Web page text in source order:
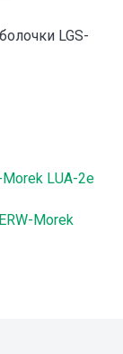
LGS-
LUA-2e
Morek